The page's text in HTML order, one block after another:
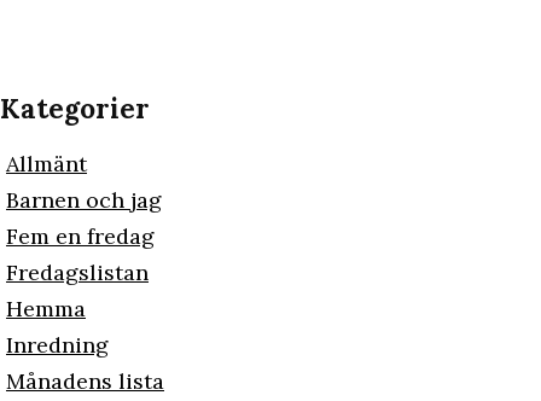
Kategorier
Allmänt
Barnen och jag
Fem en fredag
Fredagslistan
Hemma
Inredning
Månadens lista